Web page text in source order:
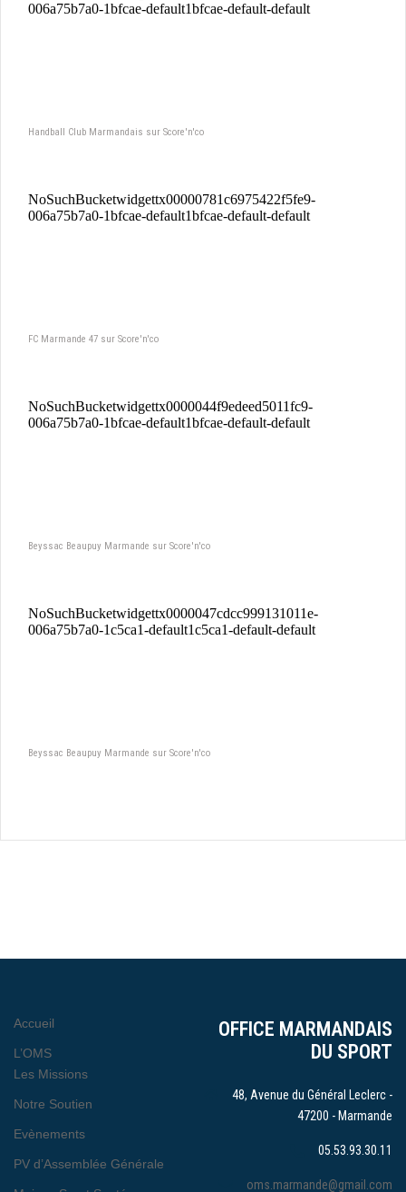
Handball Club Marmandais sur Score'n'co
FC Marmande 47 sur Score'n'co
Beyssac Beaupuy Marmande sur Score'n'co
Beyssac Beaupuy Marmande sur Score'n'co
OFFICE MARMANDAIS
DU SPORT
48, Avenue du Général Leclerc -
47200 - Marmande
05.53.93.30.11
oms.marmande@gmail.com
Accueil
L’OMS
Les Missions
Notre Soutien
Evènements
PV d’Assemblée Générale